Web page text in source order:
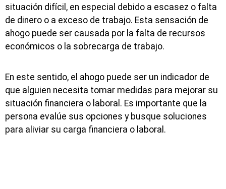
situación difícil, en especial debido a escasez o falta
de dinero o a exceso de trabajo. Esta sensación de
ahogo puede ser causada por la falta de recursos
económicos o la sobrecarga de trabajo.
En este sentido, el ahogo puede ser un indicador de
que alguien necesita tomar medidas para mejorar su
situación financiera o laboral. Es importante que la
persona evalúe sus opciones y busque soluciones
para aliviar su carga financiera o laboral.